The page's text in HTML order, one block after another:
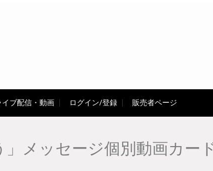
ブ配信・動画 ログイン/登録 販売者ページ
メッセージ個別動画カー